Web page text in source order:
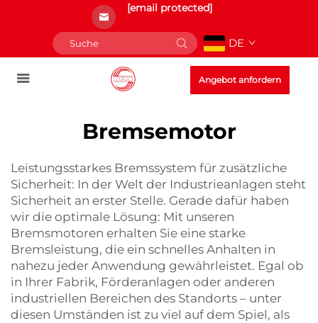
[email protected]
DE
Angebot anfordern
Bremsemotor
Leistungsstarkes Bremssystem für zusätzliche
Sicherheit: In der Welt der Industrieanlagen steht
Sicherheit an erster Stelle. Gerade dafür haben
wir die optimale Lösung: Mit unseren
Bremsmotoren erhalten Sie eine starke
Bremsleistung, die ein schnelles Anhalten in
nahezu jeder Anwendung gewährleistet. Egal ob
in Ihrer Fabrik, Förderanlagen oder anderen
industriellen Bereichen des Standorts – unter
diesen Umständen ist zu viel auf dem Spiel, als